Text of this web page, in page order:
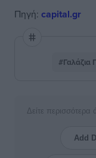
Πηγή: capital.gr
#Γαλάζια
Δείτε
Add